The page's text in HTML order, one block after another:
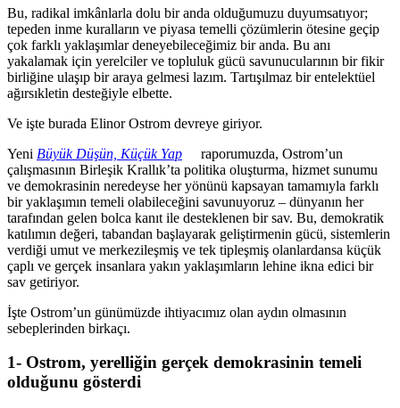
Bu, radikal imkânlarla dolu bir anda olduğumuzu duyumsatıyor;
tepeden inme kuralların ve piyasa temelli çözümlerin ötesine geçip
çok farklı yaklaşımlar deneyebileceğimiz bir anda. Bu anı
yakalamak için yerelciler ve topluluk gücü savunucularının bir fikir
birliğine ulaşıp bir araya gelmesi lazım. Tartışılmaz bir entelektüel
ağırsıkletin desteğiyle elbette.
Ve işte burada Elinor Ostrom devreye giriyor.
Yeni Büyük Düşün, Küçük Yap
raporumuzda, Ostrom’un
çalışmasının Birleşik Krallık’ta politika oluşturma, hizmet sunumu
ve demokrasinin neredeyse her yönünü kapsayan tamamıyla farklı
bir yaklaşımın temeli olabileceğini savunuyoruz – dünyanın her
tarafından gelen bolca kanıt ile desteklenen bir sav. Bu, demokratik
katılımın değeri, tabandan başlayarak geliştirmenin gücü, sistemlerin
verdiği umut ve merkezileşmiş ve tek tipleşmiş olanlardansa küçük
çaplı ve gerçek insanlara yakın yaklaşımların lehine ikna edici bir
sav getiriyor.
İşte Ostrom’un günümüzde ihtiyacımız olan aydın olmasının
sebeplerinden birkaçı.
1- Ostrom, yerelliğin gerçek demokrasinin temeli
olduğunu gösterdi